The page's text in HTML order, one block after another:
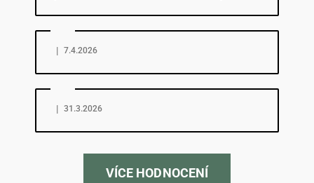
Hodnocení obchodu je 5 z 5 hvězdiček.
| 7.4.2026
Hodnocení obchodu je 5 z 5 hvězdiček.
| 31.3.2026
VÍCE HODNOCENÍ